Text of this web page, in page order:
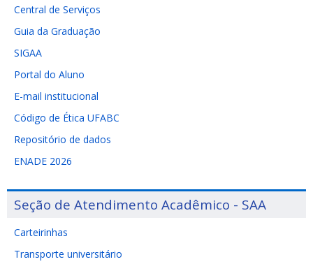
Central de Serviços
Guia da Graduação
SIGAA
Portal do Aluno
E-mail institucional
Código de Ética UFABC
Repositório de dados
ENADE 2026
Seção de Atendimento Acadêmico - SAA
Carteirinhas
Transporte universitário